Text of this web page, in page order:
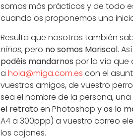
somos más prácticos y de todo
cuando os proponemos una
Resulta que nosotros también
niños, pero no somos Mariscal.
podéis mandarnos por la vía que
a hola@miga.com.es con el
vuestros amigos, de vuestro
sea el nombre de la persona,
el retrato en Photoshop y os lo
A4 a 300ppp) a vuestro correo
los cojones.